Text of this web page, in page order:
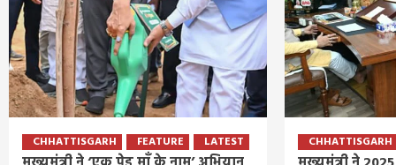
CHHATTISGARH FEATURE LATEST CHHATTISGARH